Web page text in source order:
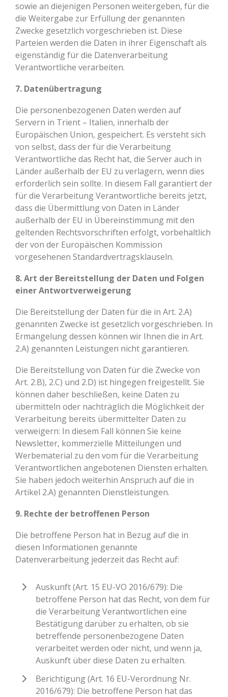
sowie an diejenigen Personen weitergeben, für die
die Weitergabe zur Erfüllung der genannten
Zwecke gesetzlich vorgeschrieben ist. Diese
Parteien werden die Daten in ihrer Eigenschaft als
eigenständig für die Datenverarbeitung
Verantwortliche verarbeiten.
7. Datenübertragung
Die personenbezogenen Daten werden auf
Servern in Trient – Italien, innerhalb der
Europäischen Union, gespeichert. Es versteht sich
von selbst, dass der für die Verarbeitung
Verantwortliche das Recht hat, die Server auch in
Länder außerhalb der EU zu verlagern, wenn dies
erforderlich sein sollte. In diesem Fall garantiert der
für die Verarbeitung Verantwortliche bereits jetzt,
dass die Übermittlung von Daten in Länder
außerhalb der EU in Übereinstimmung mit den
geltenden Rechtsvorschriften erfolgt, vorbehaltlich
der von der Europäischen Kommission
vorgesehenen Standardvertragsklauseln.
8. Art der Bereitstellung der Daten und Folgen
einer Antwortverweigerung
Die Bereitstellung der Daten für die in Art. 2.A)
genannten Zwecke ist gesetzlich vorgeschrieben. In
Ermangelung dessen können wir Ihnen die in Art.
2.A) genannten Leistungen nicht garantieren.
Die Bereitstellung von Daten für die Zwecke von
Art. 2.B), 2.C) und 2.D) ist hingegen freigestellt. Sie
können daher beschließen, keine Daten zu
übermitteln oder nachträglich die Möglichkeit der
Verarbeitung bereits übermittelter Daten zu
verweigern: In diesem Fall können Sie keine
Newsletter, kommerzielle Mitteilungen und
Werbematerial zu den vom für die Verarbeitung
Verantwortlichen angebotenen Diensten erhalten.
Sie haben jedoch weiterhin Anspruch auf die in
Artikel 2.A) genannten Dienstleistungen.
9. Rechte der betroffenen Person
Die betroffene Person hat in Bezug auf die in
diesen Informationen genannte
Datenverarbeitung jederzeit das Recht auf:
Auskunft (Art. 15 EU-VO 2016/679): Die
betroffene Person hat das Recht, von dem für
die Verarbeitung Verantwortlichen eine
Bestätigung darüber zu erhalten, ob sie
betreffende personenbezogene Daten
verarbeitet werden oder nicht, und wenn ja,
Auskunft über diese Daten zu erhalten.
Berichtigung (Art. 16 EU-Verordnung Nr.
2016/679): Die betroffene Person hat das